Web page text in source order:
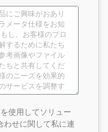
使用してソリュー
わせに関して私に連